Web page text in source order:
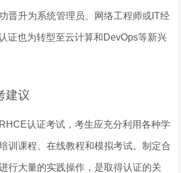
晋升为系统管理员、网络工程师或IT经
证也为转型至云计算和DevOps等新兴
建议
认证考试，考生应充分利用各种学
训课程、在线教程和模拟考试。制定合
行大量的实践操作，是取得认证的关